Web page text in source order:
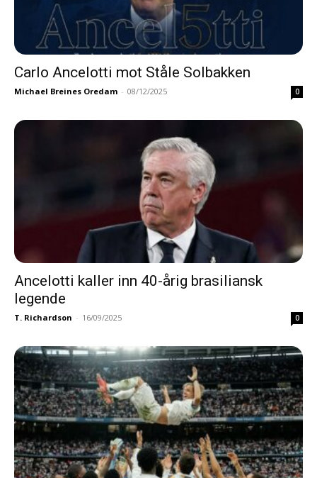
Carlo Ancelotti mot Ståle Solbakken
Michael Breines Oredam - 08/12/2025 0
Ancelotti kaller inn 40-årig brasiliansk
legende
T. Richardson - 16/09/2025 0